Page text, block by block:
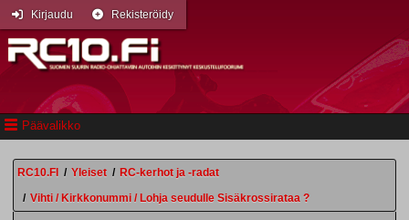
Päävalikko
Kirjaudu Rekisteröidy
RC10.FI / Yleiset / RC-kerhot ja -radat
/ Vihti / Kirkkonummi / Lohja seudulle Sisäkrossirataa ?